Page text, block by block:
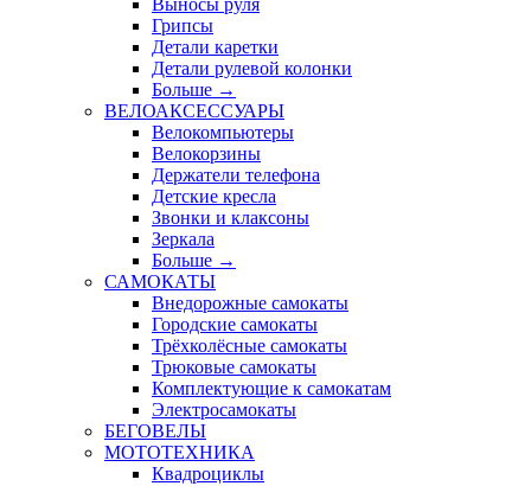
Выносы руля
Грипсы
Детали каретки
Детали рулевой колонки
Больше →
ВЕЛОАКСЕССУАРЫ
Велокомпьютеры
Велокорзины
Держатели телефона
Детские кресла
Звонки и клаксоны
Зеркала
Больше →
САМОКАТЫ
Внедорожные самокаты
Городские самокаты
Трёхколёсные самокаты
Трюковые самокаты
Комплектующие к самокатам
Электросамокаты
БЕГОВЕЛЫ
МОТОТЕХНИКА
Квадроциклы